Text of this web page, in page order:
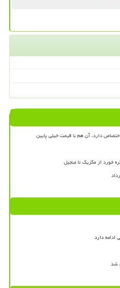
خورد از مکزیک تا منجیل
ادامه دارد
شد